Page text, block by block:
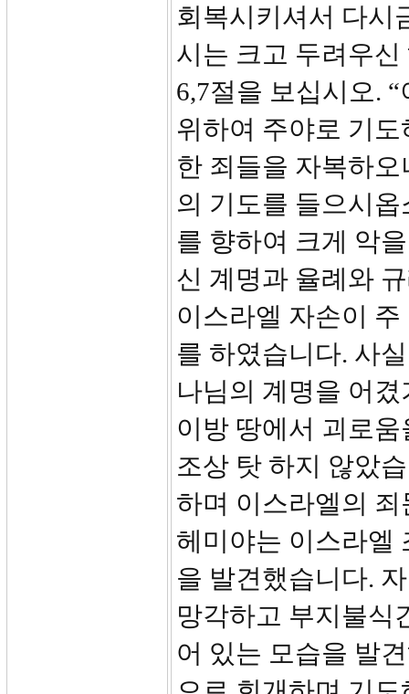
회복시키셔서 다시
시는 크고 두려우
6,7절을 보십시오.
위하여 주야로 기
한 죄들을 자복하
의 기도를 들으시
를 향하여 크게 악
신 계명과 율례와
이스라엘 자손이
를 하였습니다. 사
나님의 계명을 어
이방 땅에서 괴로
조상 탓 하지 않았
하며 이스라엘의
헤미야는 이스라엘
을 발견했습니다.
망각하고 부지불식
어 있는 모습을 발